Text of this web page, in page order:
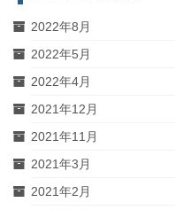
ゲ
ー
シ
ョ
ン
2022年8月
2022年5月
2022年4月
2021年12月
2021年11月
2021年3月
2021年2月